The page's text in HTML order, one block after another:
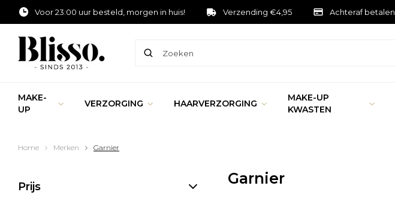
Voor 23:00 uur besteld, morgen in huis! Verzending €4,95 Achteraf betalen
MAKE-
UP
VERZORGING HAARVERZORGING
MAKE-UP
KWASTEN
Home Merken Garnier
Prijs Garnier